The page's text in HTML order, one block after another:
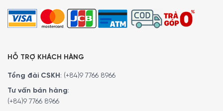
HỖ TRỢ KHÁCH HÀNG
Tổng đài CSKH : (+84)9 7766 8966
Tư vấn bán hàng:
(+84)9 7766 8966